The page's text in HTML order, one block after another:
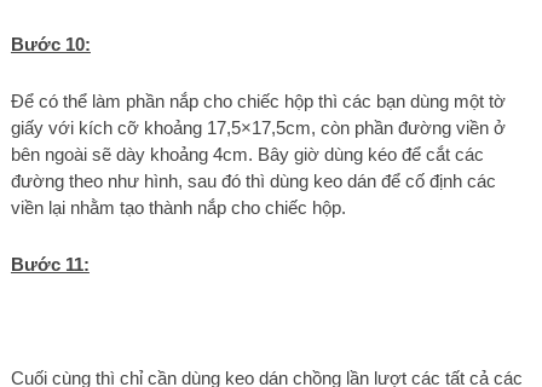
Bước 10:
Để có thể làm phần nắp cho chiếc hộp thì các bạn dùng một tờ
giấy với kích cỡ khoảng 17,5×17,5cm, còn phần đường viền ở
bên ngoài sẽ dày khoảng 4cm. Bây giờ dùng kéo để cắt các
đường theo như hình, sau đó thì dùng keo dán để cố định các
viền lại nhằm tạo thành nắp cho chiếc hộp.
Bước 11:
Cuối cùng thì chỉ cần dùng keo dán chồng lần lượt các tất cả các